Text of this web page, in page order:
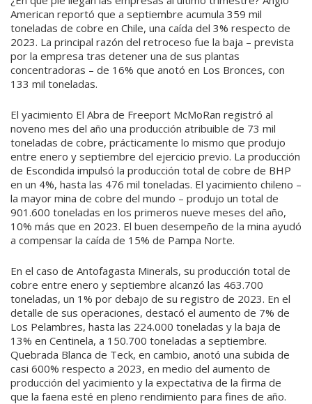
American reportó que a septiembre acumula 359 mil
toneladas de cobre en Chile, una caída del 3% respecto de
2023. La principal razón del retroceso fue la baja – prevista
por la empresa tras detener una de sus plantas
concentradoras – de 16% que anotó en Los Bronces, con
133 mil toneladas.
El yacimiento El Abra de Freeport McMoRan registró al
noveno mes del año una producción atribuible de 73 mil
toneladas de cobre, prácticamente lo mismo que produjo
entre enero y septiembre del ejercicio previo. La producción
de Escondida impulsó la producción total de cobre de BHP
en un 4%, hasta las 476 mil toneladas. El yacimiento chileno –
la mayor mina de cobre del mundo – produjo un total de
901.600 toneladas en los primeros nueve meses del año,
10% más que en 2023. El buen desempeño de la mina ayudó
a compensar la caída de 15% de Pampa Norte.
En el caso de Antofagasta Minerals, su producción total de
cobre entre enero y septiembre alcanzó las 463.700
toneladas, un 1% por debajo de su registro de 2023. En el
detalle de sus operaciones, destacó el aumento de 7% de
Los Pelambres, hasta las 224.000 toneladas y la baja de
13% en Centinela, a 150.700 toneladas a septiembre.
Quebrada Blanca de Teck, en cambio, anotó una subida de
casi 600% respecto a 2023, en medio del aumento de
producción del yacimiento y la expectativa de la firma de
que la faena esté en pleno rendimiento para fines de año.